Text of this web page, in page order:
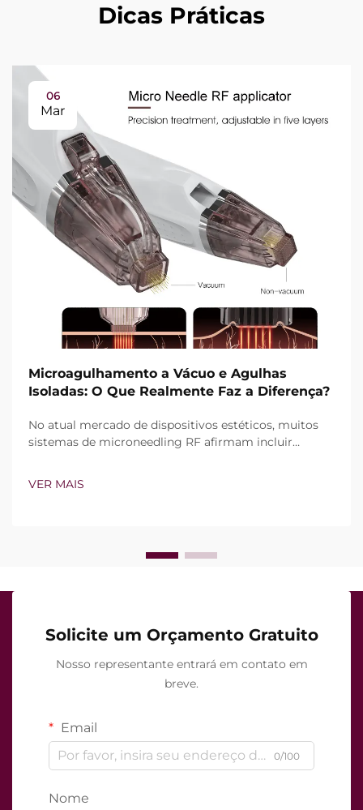
Dicas Práticas
06
Mar
Microagulhamento a Vácuo e Agulhas
Isoladas: O Que Realmente Faz a Diferença?
No atual mercado de dispositivos estéticos, muitos
sistemas de microneedling RF afirmam incluir
recursos existem, mas sim como funcionam com
VER MAIS
Solicite um Orçamento Gratuito
Nosso representante entrará em contato em
breve.
Email
0/100
Nome